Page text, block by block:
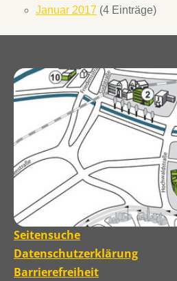
Januar 2017 (4 Einträge)
Seitensuche
Datenschutzerklärung
Barrierefreiheit